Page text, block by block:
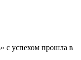
с успехом прошла в